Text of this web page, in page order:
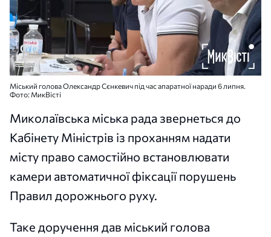
Міський голова Олександр Сєнкевич під час апаратної наради 6 липня.
Фото: МикВісті
Миколаївська міська рада звернеться до
Кабінету Міністрів із проханням надати
місту право самостійно встановлювати
камери автоматичної фіксації порушень
Правил дорожнього руху.
Таке доручення дав міський голова